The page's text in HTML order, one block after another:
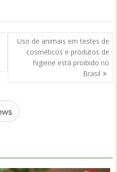
Uso de animais em testes de
cosméticos e produtos de
higiene está proibido no
Brasil